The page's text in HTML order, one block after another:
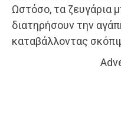
Ωστόσο, τα ζευγάρια
διατηρήσουν την
καταβάλλοντας